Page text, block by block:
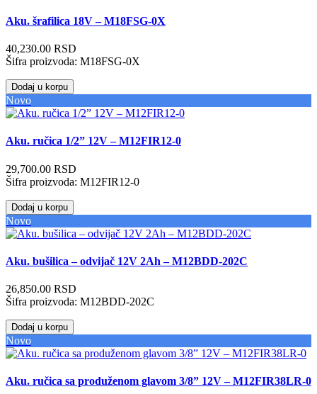
Aku. šrafilica 18V – M18FSG-0X
40,230.00 RSD
Šifra proizvoda: M18FSG-0X
Dodaj u korpu
Novo
Aku. ručica 1/2” 12V – M12FIR12-0
29,700.00 RSD
Šifra proizvoda: M12FIR12-0
Dodaj u korpu
Novo
Aku. bušilica – odvijač 12V 2Ah – M12BDD-202C
26,850.00 RSD
Šifra proizvoda: M12BDD-202C
Dodaj u korpu
Novo
Aku. ručica sa produženom glavom 3/8” 12V – M12FIR38LR-0